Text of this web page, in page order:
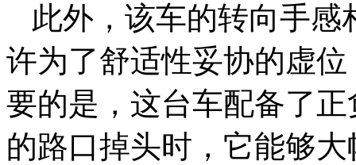
此外，该车的转向手
许为了舒适性妥协的虚
要的是，这台车配备了
的路口掉头时，它能够